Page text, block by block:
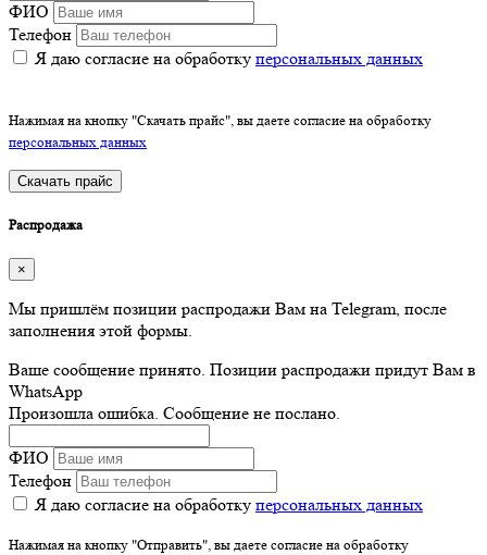
ФИО
Телефон
Я даю согласие на обработку персональных данных
Нажимая на кнопку "Скачать прайс", вы даете согласие на обработку
персональных данных
Скачать прайс
Распродажа
×
Мы пришлём позиции распродажи Вам на Telegram, после
заполнения этой формы.
Ваше сообщение принято. Позиции распродажи придут Вам в
WhatsApp
Произошла ошибка. Сообщение не послано.
ФИО
Телефон
Я даю согласие на обработку персональных данных
Нажимая на кнопку "Отправить", вы даете согласие на обработку